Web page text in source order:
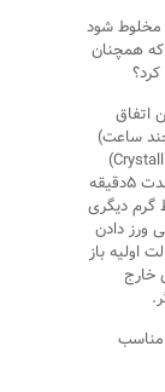
مخلوط شود
همچنان
اتفاق
ساعت)
میباشد که از نظر شیمی به پدیده کریستالیزه (Crystallized)
معروف میباشد. کافیست جزء سخت شده را برای مدت ۵دقیقه
گرم دیگری
ورز دادن
اولیه باز
خارج